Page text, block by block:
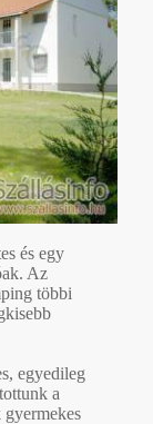
és egy
Az
többi
egyedileg
a
gyermekes